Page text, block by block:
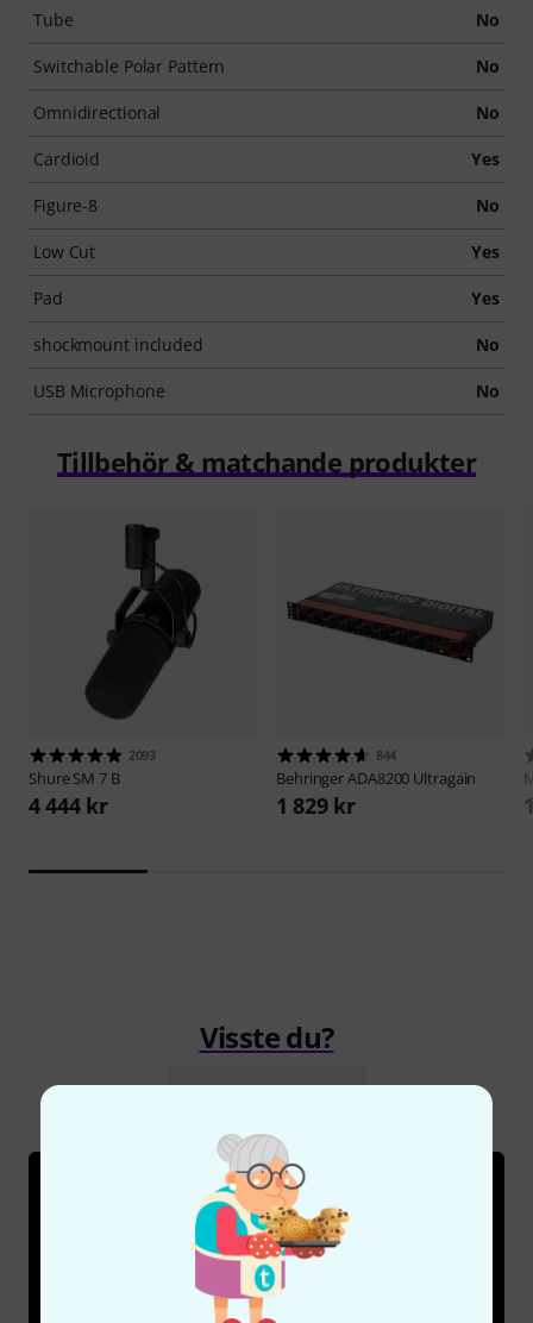
Tube No
Switchable Polar Pattern No
Omnidirectional No
Cardioid Yes
Figure-8 No
Low Cut Yes
Pad Yes
shockmount included No
USB Microphone No
Tillbehör & matchande produkter
2093
ShureSM 7 B
4 444 kr
844
BehringerADA8200 Ultragain
1 829 kr
Visste du?
Alla Onlineguide